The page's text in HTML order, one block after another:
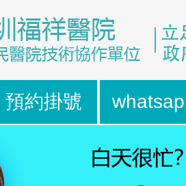
預約掛號